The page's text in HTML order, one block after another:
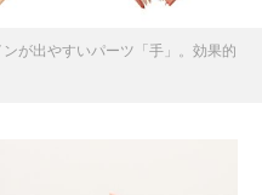
が出やすいパーツ「手」。効果的